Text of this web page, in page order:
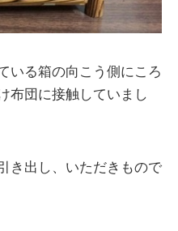
いる箱の向こう側にころ
布団に接触していまし
き出し、いただきもので